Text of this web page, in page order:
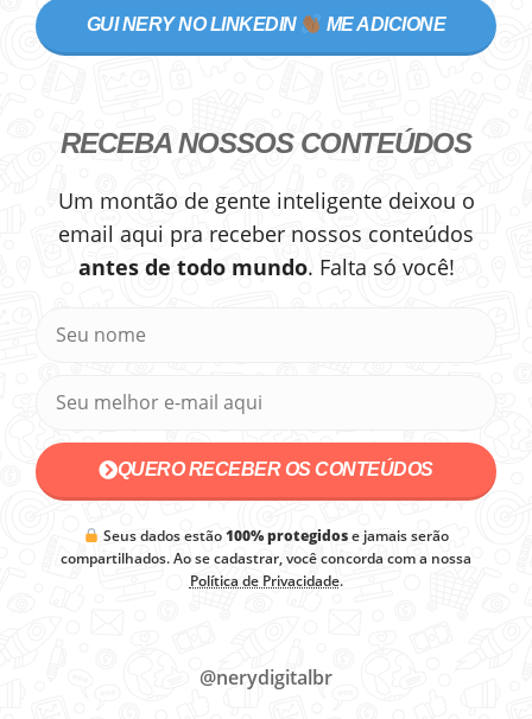
GUI NERY NO LINKEDIN ME ADICIONE
RECEBA NOSSOS CONTEÚDOS
Um montão de gente inteligente deixou o
email aqui pra receber nossos conteúdos
antes de todo mundo. Falta só você!
QUERO RECEBER OS CONTEÚDOS
Seus dados estão100% protegidose jamais serão
compartilhados. Ao se cadastrar, você concorda com a nossa
Política de Privacidade.
@nerydigitalbr